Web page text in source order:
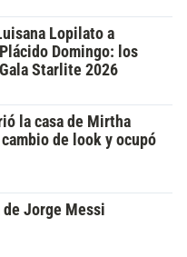
Lopilato a
Domingo: los
Starlite 2026
la casa de Mirtha
de look y ocupó
Jorge Messi